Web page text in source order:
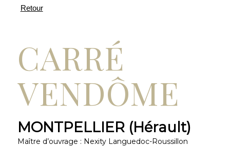
CARRÉ
VENDÔME
MONTPELLIER (Hérault)
Maître d’ouvrage : Nexity Languedoc-Roussillon